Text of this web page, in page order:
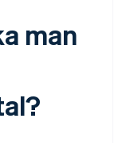
man